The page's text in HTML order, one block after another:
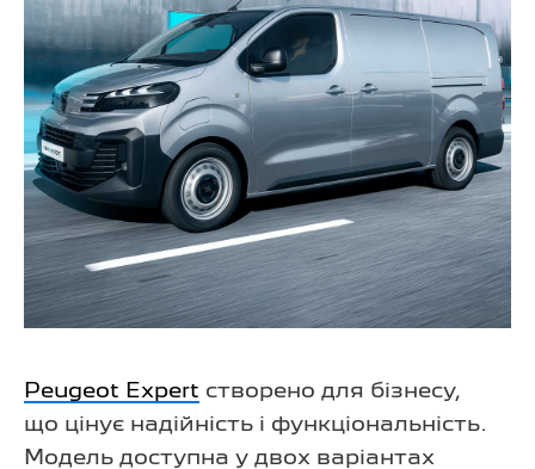
Peugeot Expert створено для бізнесу,
що цінує надійність і функціональність.
Модель доступна у двох варіантах